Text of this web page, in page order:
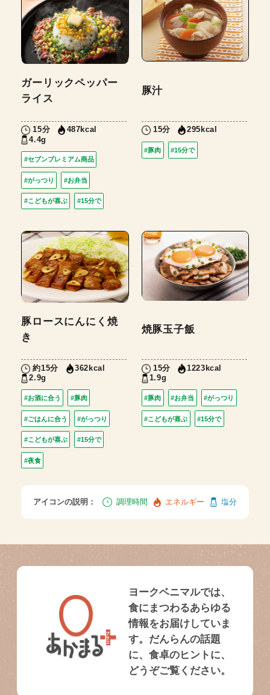
ガーリックペッパー
ライス
15分
487kcal
4.4g
#セブンプレミアム商品
#がっつり #お弁当
#こどもが喜ぶ #15分で
豚汁
15分 295kcal
#豚肉 #15分で
豚ロースにんにく焼
き
約15分
362kcal
2.9g
#お酒に合う #豚肉
#ごはんに合う #がっつり
#こどもが喜ぶ #15分で
#夜食
焼豚玉子飯
15分
1223kcal
1.9g
#豚肉 #お弁当 #がっつり
#こどもが喜ぶ #15分で
アイコンの説明： 調理時間 エネルギー 塩分
ヨークベニマルでは、
食にまつわるあらゆる
情報をお届けしていま
す。だんらんの話題
に、食卓のヒントに、
どうぞご覧ください。